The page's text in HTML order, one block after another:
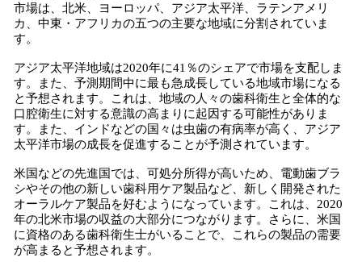
市場は、北米、ヨーロッパ、アジア太平洋、ラテンアメリ
カ、中東・アフリカの五つの主要な地域に分割されていま
す。
アジア太平洋地域は2020年に41％のシェアで市場を支配しま
す。また、予測期間中に最も急成長している地域市場になる
と予想されます。これは、地域の人々の歯科衛生と全体的な
口腔衛生に対する意識の高まりに起因する可能性がありま
す。また、インドなどの国々は虫歯の有病率が高く、アジア
太平洋市場の成長を促進することが予測されています。
米国などの先進国では、可処分所得が高いため、電動歯ブラ
シやその他の新しい歯科用ケア製品など、新しく開発された
オーラルケア製品を好むようになっています。これは、2020
年の北米市場の収益の大部分につながります。さらに、米国
に資格のある歯科衛生士がいることで、これらの製品の需要
が高まると予想されます。